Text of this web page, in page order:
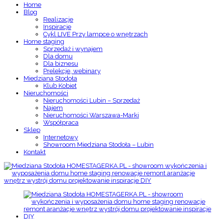
Home
Blog
Realizacje
Inspiracje
Cykl LIVE Przy lampce o wnętrzach
Home staging
Sprzedaż i wynajem
Dla domu
Dla biznesu
Prelekcje, webinary
Miedziana Stodoła
Klub Kobiet
Nieruchomości
Nieruchomości Lubin – Sprzedaż
Najem
Nieruchomości Warszawa-Marki
Współpraca
Sklep
Internetowy
Showroom Miedziana Stodoła – Lubin
Kontakt